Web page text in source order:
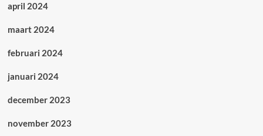
april 2024
maart 2024
februari 2024
januari 2024
december 2023
november 2023